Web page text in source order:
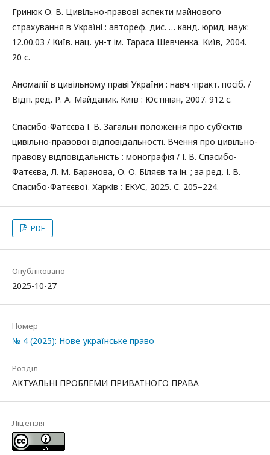
Гринюк О. В. Цивільно-правові аспекти майнового
страхування в Україні : автореф. дис. … канд. юрид. наук:
12.00.03 / Київ. нац. ун-т ім. Тараса Шевченка. Київ, 2004.
20 с.
Аномалії в цивільному праві України : навч.-практ. посіб. /
Відп. ред. Р. А. Майданик. Київ : Юстініан, 2007. 912 с.
Спасибо-Фатєєва І. В. Загальні положення про суб’єктів
цивільно-правової відповідальності. Вчення про цивільно-
правову відповідальність : монографія / І. В. Спасибо-
Фатєєва, Л. М. Баранова, О. О. Біляєв та ін. ; за ред. І. В.
Спасибо-Фатєєвої. Харків : ЕКУС, 2025. С. 205–224.
PDF
Опубліковано
2025-10-27
Номер
№ 4 (2025): Нове українське право
Розділ
АКТУАЛЬНІ ПРОБЛЕМИ ПРИВАТНОГО ПРАВА
Ліцензія